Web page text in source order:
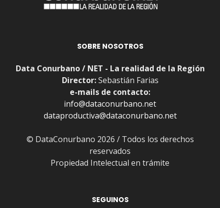
SOBRE NOSOTROS
Data Conurbano / NET - La realidad de la Región
Director:Sebastián Farias
e-mails de contacto:
info@dataconurbano.net
dataproductiva@dataconurbano.net
© DataConurbano 2026 / Todos los derechos
reservados
Propiedad Intelectual en trámite
SEGUINOS